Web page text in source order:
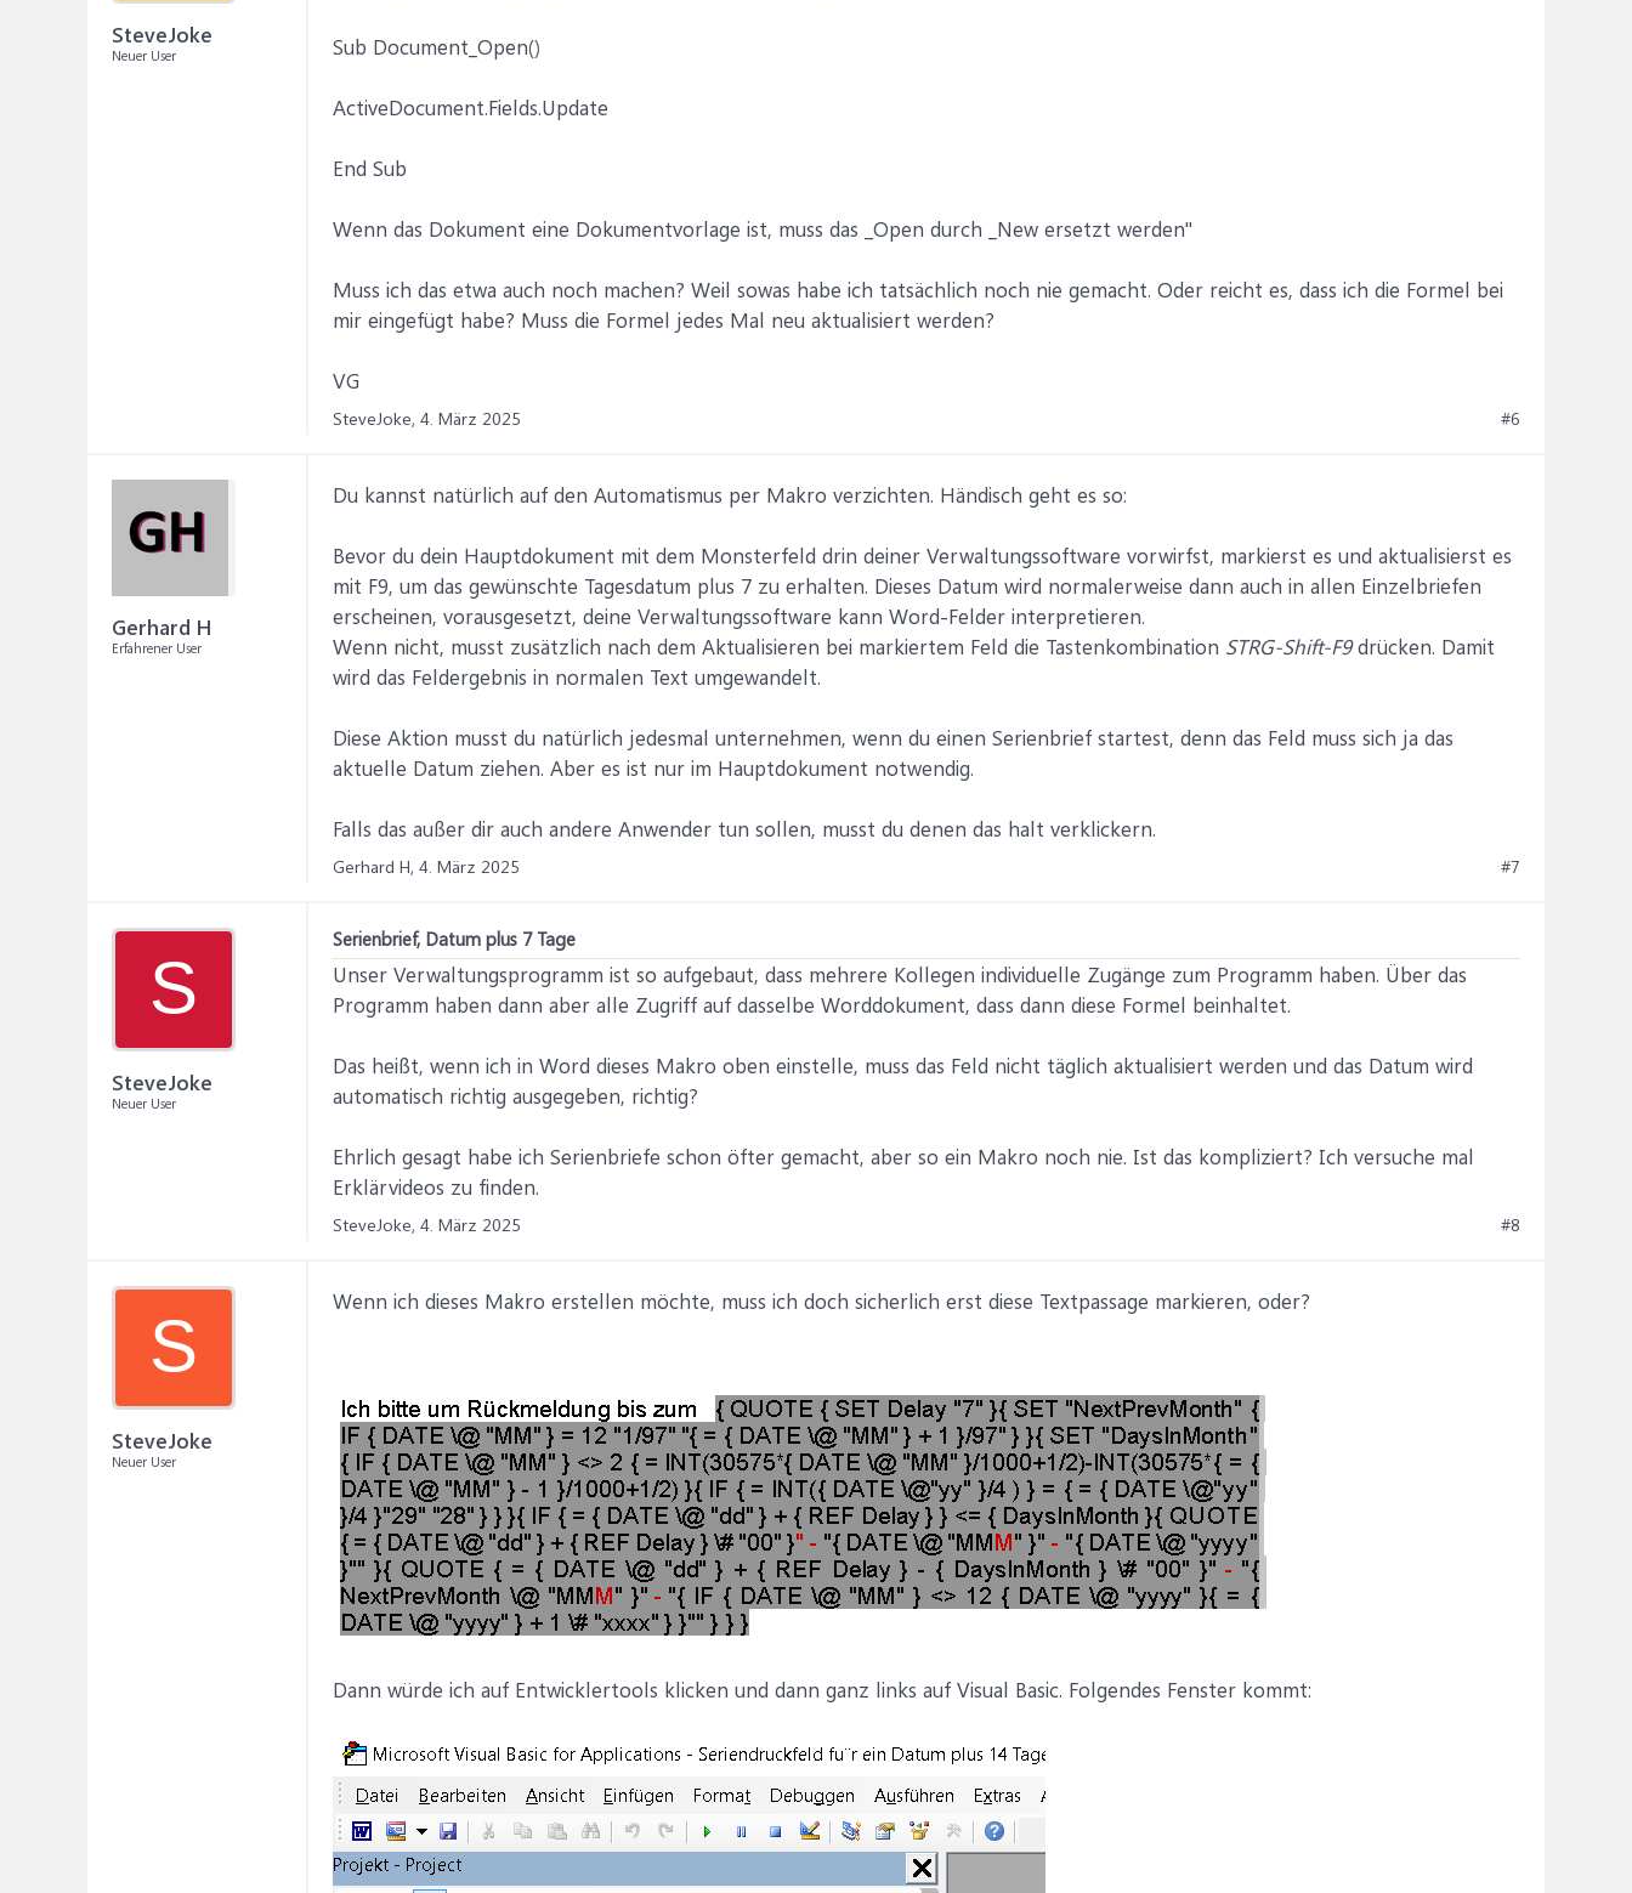
SteveJoke
Neuer User Sub Document_Open()
ActiveDocument.Fields.Update
End Sub
Wenn das Dokument eine Dokumentvorlage ist, muss das _Open durch _New ersetzt werden"
Muss ich das etwa auch noch machen? Weil sowas habe ich tatsächlich noch nie gemacht. Oder reicht es, dass ich die Formel bei
mir eingefügt habe? Muss die Formel jedes Mal neu aktualisiert werden?
VG
SteveJoke, 4. März 2025 #6
Gerhard H
Erfahrener User
Du kannst natürlich auf den Automatismus per Makro verzichten. Händisch geht es so:
Bevor du dein Hauptdokument mit dem Monsterfeld drin deiner Verwaltungssoftware vorwirfst, markierst es und aktualisierst es
mit F9, um das gewünschte Tagesdatum plus 7 zu erhalten. Dieses Datum wird normalerweise dann auch in allen Einzelbriefen
erscheinen, vorausgesetzt, deine Verwaltungssoftware kann Word-Felder interpretieren.
Wenn nicht, musst zusätzlich nach dem Aktualisieren bei markiertem Feld die Tastenkombination STRG-Shift-F9drücken. Damit
wird das Feldergebnis in normalen Text umgewandelt.
Diese Aktion musst du natürlich jedesmal unternehmen, wenn du einen Serienbrief startest, denn das Feld muss sich ja das
aktuelle Datum ziehen. Aber es ist nur im Hauptdokument notwendig.
Falls das außer dir auch andere Anwender tun sollen, musst du denen das halt verklickern.
Gerhard H, 4. März 2025 #7
S
SteveJoke
Neuer User
Serienbrief, Datum plus 7 Tage
Unser Verwaltungsprogramm ist so aufgebaut, dass mehrere Kollegen individuelle Zugänge zum Programm haben. Über das
Programm haben dann aber alle Zugriff auf dasselbe Worddokument, dass dann diese Formel beinhaltet.
Das heißt, wenn ich in Word dieses Makro oben einstelle, muss das Feld nicht täglich aktualisiert werden und das Datum wird
automatisch richtig ausgegeben, richtig?
Ehrlich gesagt habe ich Serienbriefe schon öfter gemacht, aber so ein Makro noch nie. Ist das kompliziert? Ich versuche mal
Erklärvideos zu finden.
SteveJoke, 4. März 2025 #8
S
SteveJoke
Neuer User
Wenn ich dieses Makro erstellen möchte, muss ich doch sicherlich erst diese Textpassage markieren, oder?
Dann würde ich auf Entwicklertools klicken und dann ganz links auf Visual Basic. Folgendes Fenster kommt: